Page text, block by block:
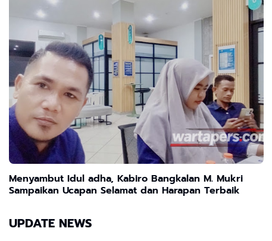
Menyambut Idul adha, Kabiro Bangkalan M. Mukri
Sampaikan Ucapan Selamat dan Harapan Terbaik
UPDATE NEWS